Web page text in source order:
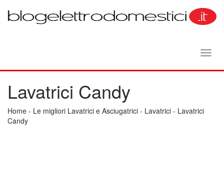
Lavatrici Candy
Home - Le migliori Lavatrici e Asciugatrici - Lavatrici - Lavatrici
Candy